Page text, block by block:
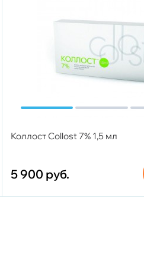
Коллост Collost 7% 1,5 мл
5 900 руб.